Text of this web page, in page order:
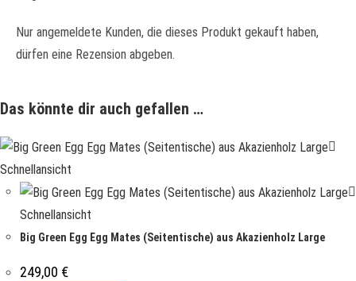
Nur angemeldete Kunden, die dieses Produkt gekauft haben,
dürfen eine Rezension abgeben.
Das könnte dir auch gefallen …
Schnellansicht
Schnellansicht
Big Green Egg Egg Mates (Seitentische) aus Akazienholz Large
249,00 €